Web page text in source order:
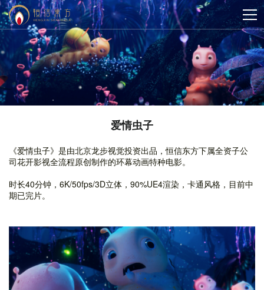
爱情虫子
《爱情虫子》是由北京龙步视觉投资出品，恒信东方下属全资子公
司花开影视全流程原创制作的环幕动画特种电影。
时长40分钟，6K/50fps/3D立体，90%UE4渲染，卡通风格，目前中
期已完片。